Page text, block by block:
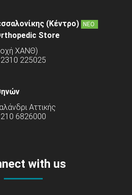
(Κέντρο) ΝΕΟ
Store
ΧΑΝΘ)
225025
Αττικής
6826000
with us